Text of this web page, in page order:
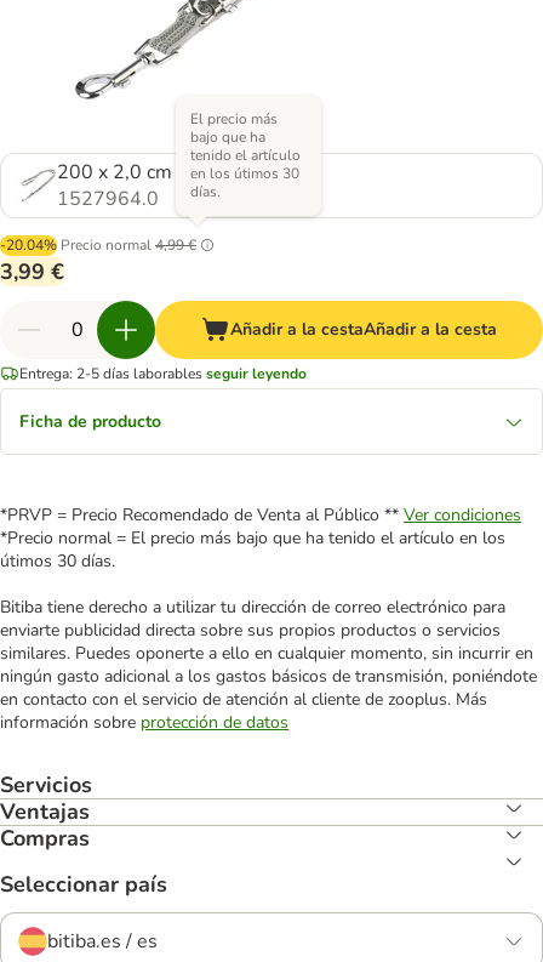
200 x 2,0 cm (L x An)
1527964.0
-20.04% Precio normal4,99 €
El precio más
bajo que ha
tenido el artículo
en los útimos 30
días.
3,99 €
Añadir a la cestaAñadir a la cesta
Entrega: 2-5 días laborablesseguir leyendo
Ficha de producto
*PRVP = Precio Recomendado de Venta al Público ** Ver condiciones
*Precio normal = El precio más bajo que ha tenido el artículo en los
útimos 30 días.
Bitiba tiene derecho a utilizar tu dirección de correo electrónico para
enviarte publicidad directa sobre sus propios productos o servicios
similares. Puedes oponerte a ello en cualquier momento, sin incurrir en
ningún gasto adicional a los gastos básicos de transmisión, poniéndote
en contacto con el servicio de atención al cliente de zooplus. Más
información sobre protección de datos
Servicios
Ventajas
Compras
Seleccionar país
bitiba.es / es